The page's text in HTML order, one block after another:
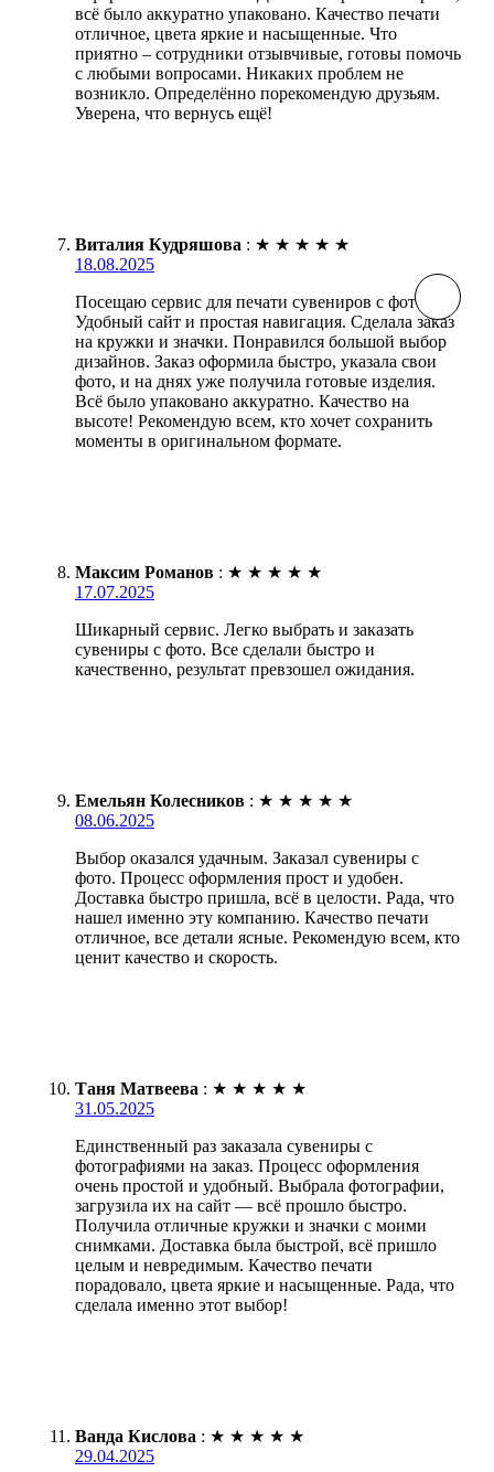
всё было аккуратно упаковано. Качество печати
отличное, цвета яркие и насыщенные. Что
приятно – сотрудники отзывчивые, готовы помочь
с любыми вопросами. Никаких проблем не
возникло. Определённо порекомендую друзьям.
Уверена, что вернусь ещё!
Виталия Кудряшова : ★ ★ ★ ★ ★
18.08.2025
Посещаю сервис для печати сувениров с фото.
Удобный сайт и простая навигация. Сделала заказ
на кружки и значки. Понравился большой выбор
дизайнов. Заказ оформила быстро, указала свои
фото, и на днях уже получила готовые изделия.
Всё было упаковано аккуратно. Качество на
высоте! Рекомендую всем, кто хочет сохранить
моменты в оригинальном формате.
Максим Романов : ★ ★ ★ ★ ★
17.07.2025
Шикарный сервис. Легко выбрать и заказать
сувениры с фото. Все сделали быстро и
качественно, результат превзошел ожидания.
Емельян Колесников : ★ ★ ★ ★ ★
08.06.2025
Выбор оказался удачным. Заказал сувениры с
фото. Процесс оформления прост и удобен.
Доставка быстро пришла, всё в целости. Рада, что
нашел именно эту компанию. Качество печати
отличное, все детали ясные. Рекомендую всем, кто
ценит качество и скорость.
Таня Матвеева : ★ ★ ★ ★ ★
31.05.2025
Единственный раз заказала сувениры с
фотографиями на заказ. Процесс оформления
очень простой и удобный. Выбрала фотографии,
загрузила их на сайт — всё прошло быстро.
Получила отличные кружки и значки с моими
снимками. Доставка была быстрой, всё пришло
целым и невредимым. Качество печати
порадовало, цвета яркие и насыщенные. Рада, что
сделала именно этот выбор!
Ванда Кислова : ★ ★ ★ ★ ★
29.04.2025